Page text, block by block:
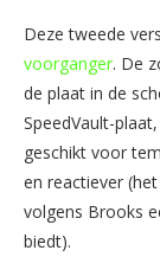
Deze tweede
voorganger. De
de plaat in de
SpeedVault-
geschikt voor
en reactiever
volgens Brooks
biedt).